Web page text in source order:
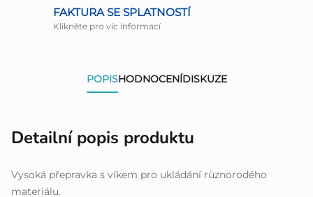
FAKTURA SE SPLATNOSTÍ
Klikněte pro víc informací
POPISHODNOCENÍDISKUZE
Detailní popis produktu
Vysoká přepravka s víkem pro ukládání různorodého
materiálu.